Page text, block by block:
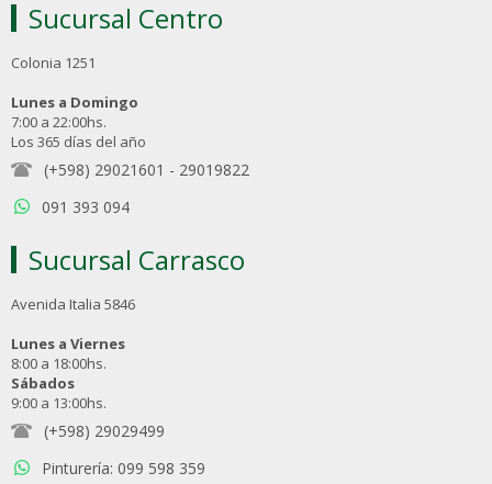
Sucursal Centro
Colonia 1251
Lunes a Domingo
7:00 a 22:00hs.
Los 365 días del año
(+598) 29021601 - 29019822
091 393 094
Sucursal Carrasco
Avenida Italia 5846
Lunes a Viernes
8:00 a 18:00hs.
Sábados
9:00 a 13:00hs.
(+598) 29029499
Pinturería: 099 598 359